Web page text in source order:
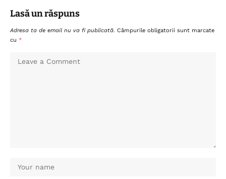
Lasă un răspuns
Adresa ta de email nu va fi publicată. Câmpurile obligatorii sunt marcate
cu *